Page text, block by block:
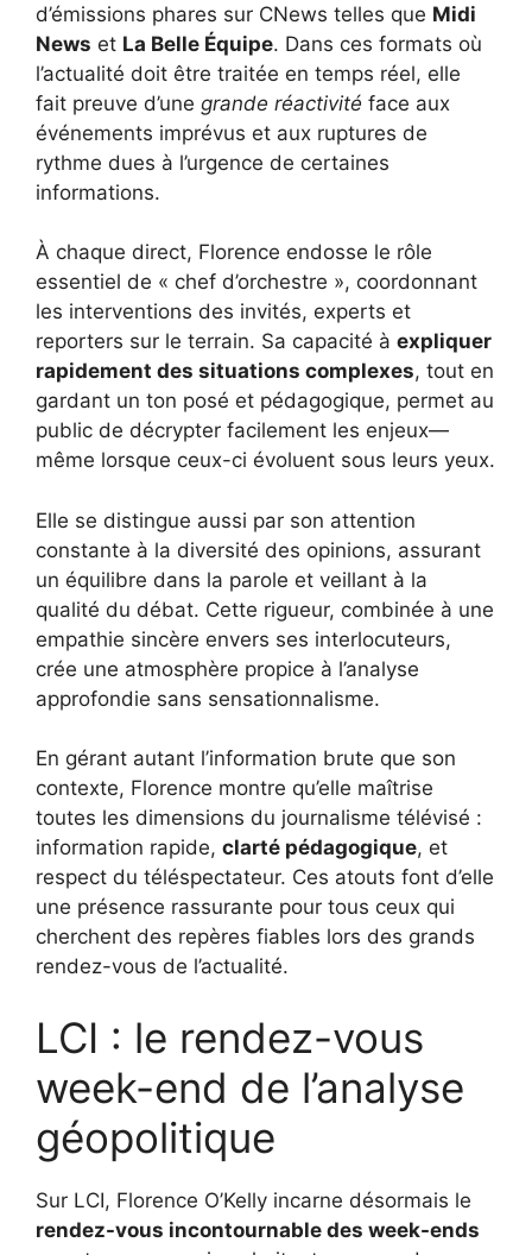
d’émissions phares sur CNews telles que Midi
News et La Belle Équipe. Dans ces formats où
l’actualité doit être traitée en temps réel, elle
fait preuve d’une grande réactivité face aux
événements imprévus et aux ruptures de
rythme dues à l’urgence de certaines
informations.
À chaque direct, Florence endosse le rôle
essentiel de « chef d’orchestre », coordonnant
les interventions des invités, experts et
reporters sur le terrain. Sa capacité à expliquer
rapidement des situations complexes, tout en
gardant un ton posé et pédagogique, permet au
public de décrypter facilement les enjeux—
même lorsque ceux-ci évoluent sous leurs yeux.
Elle se distingue aussi par son attention
constante à la diversité des opinions, assurant
un équilibre dans la parole et veillant à la
qualité du débat. Cette rigueur, combinée à une
empathie sincère envers ses interlocuteurs,
crée une atmosphère propice à l’analyse
approfondie sans sensationnalisme.
En gérant autant l’information brute que son
contexte, Florence montre qu’elle maîtrise
toutes les dimensions du journalisme télévisé :
information rapide, clarté pédagogique, et
respect du téléspectateur. Ces atouts font d’elle
une présence rassurante pour tous ceux qui
cherchent des repères fiables lors des grands
rendez-vous de l’actualité.
LCI : le rendez-vous
week-end de l’analyse
géopolitique
Sur LCI, Florence O’Kelly incarne désormais le
rendez-vous incontournable des week-ends